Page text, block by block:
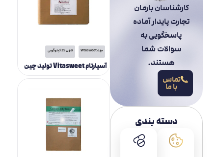
کارشناسان بارمان
تجارت پایدار آماده
پاسخگویی به
سوالات شما
هستند.
تماس
با ما
دسته بندی
برند Vitasweet کارتن 25 کیلوگرمی
آسپارتام Vitasweet تولید چین